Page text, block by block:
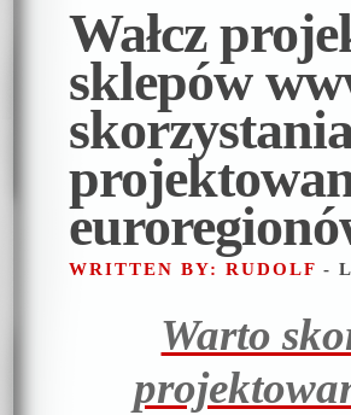
Wałcz
sklepów
WRITTEN BY: RUDOLF -
Warto